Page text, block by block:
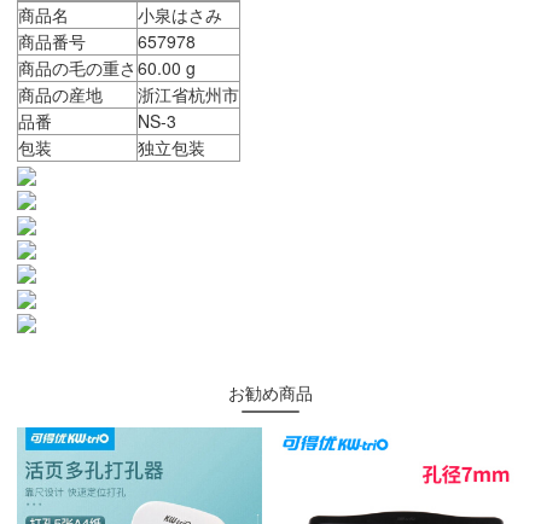
商品名
小泉はさみ
商品番号
657978
商品の毛の重さ 60.00 g
商品の産地
浙江省杭州市
品番
NS-3
包装
独立包装
お勧め商品